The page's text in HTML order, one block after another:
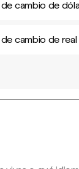
cambio de
cambio de